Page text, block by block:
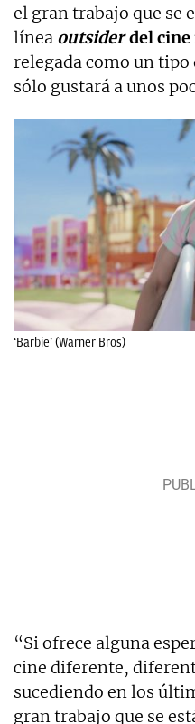
el gran trabajo que se
línea outsiderdel cine
relegada como un
sólo gustará a unos
‘Barbie’ (Warner Bros)
“Si ofrece alguna
cine diferente,
sucediendo en los
gran trabajo que se